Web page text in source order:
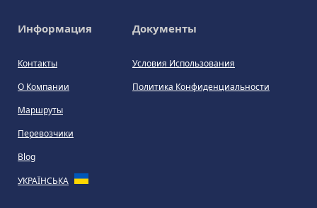
Информация
Контакты
О Компании
Маршруты
Перевозчики
Blog
УКРАЇНСЬКА
Документы
Условия Использования
Политика Конфиденциальности